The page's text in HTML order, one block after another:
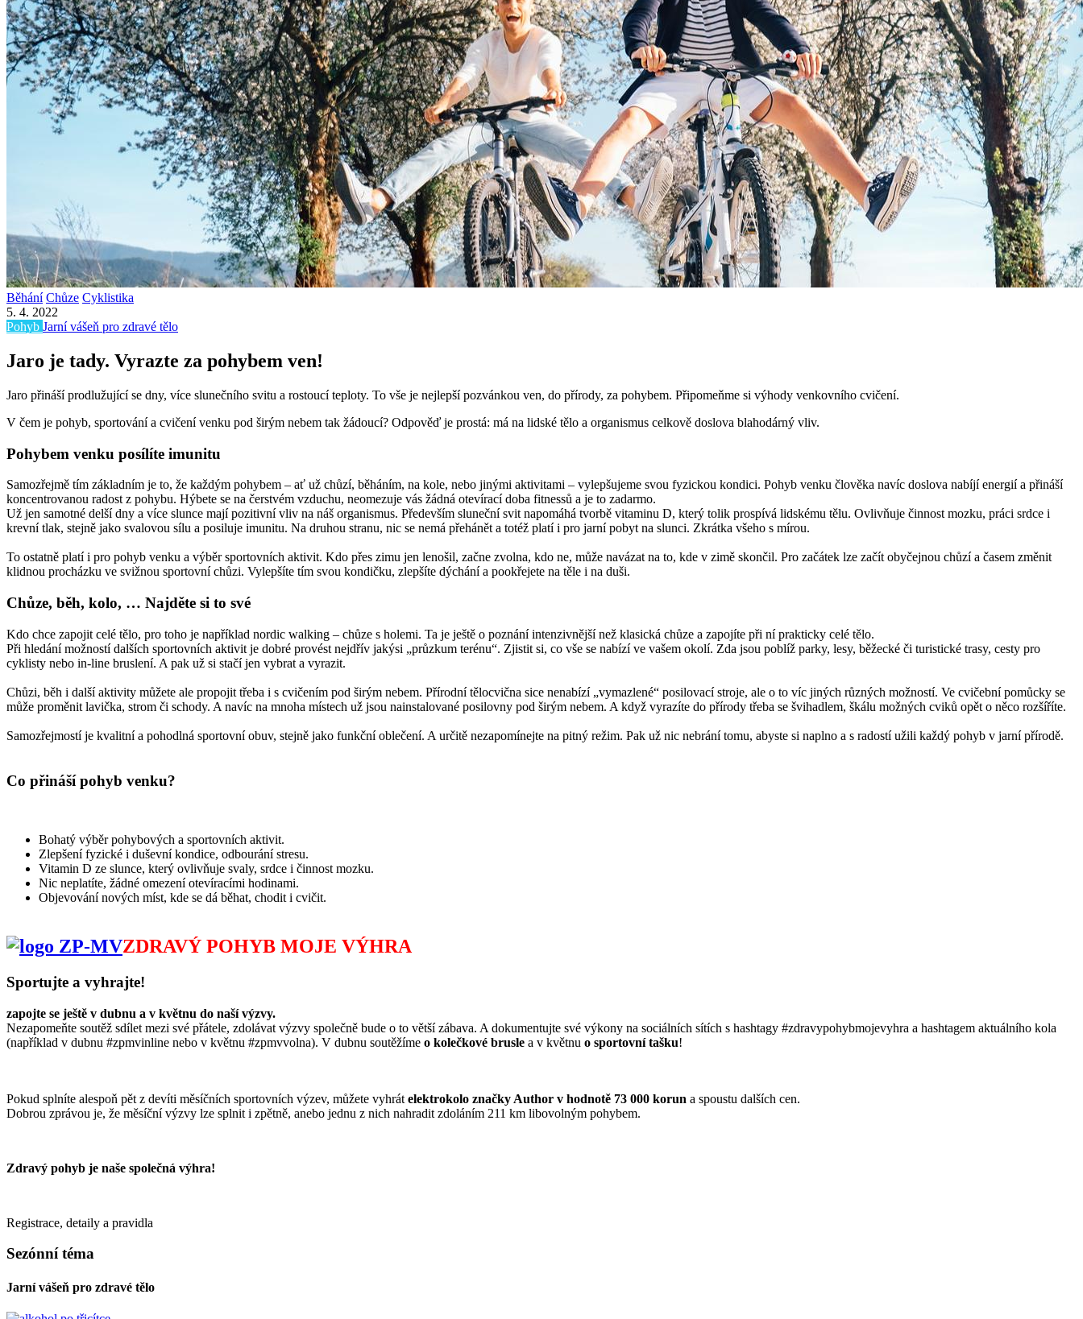
Běhání Chůze Cyklistika
5. 4. 2022
Pohyb Jarní vášeň pro zdravé tělo
Jaro je tady. Vyrazte za pohybem ven!
Jaro přináší prodlužující se dny, více slunečního svitu a rostoucí teploty. To vše je nejlepší pozvánkou ven, do přírody, za pohybem. Připomeňme si výhody venkovního cvičení.
V čem je pohyb, sportování a cvičení venku pod širým nebem tak žádoucí? Odpověď je prostá: má na lidské tělo a organismus celkově doslova blahodárný vliv.
Pohybem venku posílíte imunitu
Samozřejmě tím základním je to, že každým pohybem – ať už chůzí, běháním, na kole, nebo jinými aktivitami – vylepšujeme svou fyzickou kondici. Pohyb venku člověka navíc doslova nabíjí energií a přináší
koncentrovanou radost z pohybu. Hýbete se na čerstvém vzduchu, neomezuje vás žádná otevírací doba fitnessů a je to zadarmo.
Už jen samotné delší dny a více slunce mají pozitivní vliv na náš organismus. Především sluneční svit napomáhá tvorbě vitaminu D, který tolik prospívá lidskému tělu. Ovlivňuje činnost mozku, práci srdce i
krevní tlak, stejně jako svalovou sílu a posiluje imunitu. Na druhou stranu, nic se nemá přehánět a totéž platí i pro jarní pobyt na slunci. Zkrátka všeho s mírou.
To ostatně platí i pro pohyb venku a výběr sportovních aktivit. Kdo přes zimu jen lenošil, začne zvolna, kdo ne, může navázat na to, kde v zimě skončil. Pro začátek lze začít obyčejnou chůzí a časem změnit
klidnou procházku ve svižnou sportovní chůzi. Vylepšíte tím svou kondičku, zlepšíte dýchání a pookřejete na těle i na duši.
Chůze, běh, kolo, … Najděte si to své
Kdo chce zapojit celé tělo, pro toho je například nordic walking – chůze s holemi. Ta je ještě o poznání intenzivnější než klasická chůze a zapojíte při ní prakticky celé tělo.
Při hledání možností dalších sportovních aktivit je dobré provést nejdřív jakýsi „průzkum terénu“. Zjistit si, co vše se nabízí ve vašem okolí. Zda jsou poblíž parky, lesy, běžecké či turistické trasy, cesty pro
cyklisty nebo in-line bruslení. A pak už si stačí jen vybrat a vyrazit.
Chůzi, běh i další aktivity můžete ale propojit třeba i s cvičením pod širým nebem. Přírodní tělocvična sice nenabízí „vymazlené“ posilovací stroje, ale o to víc jiných různých možností. Ve cvičební pomůcky se
může proměnit lavička, strom či schody. A navíc na mnoha místech už jsou nainstalované posilovny pod širým nebem. A když vyrazíte do přírody třeba se švihadlem, škálu možných cviků opět o něco rozšíříte.
Samozřejmostí je kvalitní a pohodlná sportovní obuv, stejně jako funkční oblečení. A určitě nezapomínejte na pitný režim. Pak už nic nebrání tomu, abyste si naplno a s radostí užili každý pohyb v jarní přírodě.
Co přináší pohyb venku?
Bohatý výběr pohybových a sportovních aktivit.
Zlepšení fyzické i duševní kondice, odbourání stresu.
Vitamin D ze slunce, který ovlivňuje svaly, srdce i činnost mozku.
Nic neplatíte, žádné omezení otevíracími hodinami.
Objevování nových míst, kde se dá běhat, chodit i cvičit.
ZDRAVÝ POHYB MOJE VÝHRA
Sportujte a vyhrajte!
zapojte se ještě v dubnu a v květnu do naší výzvy.
Nezapomeňte soutěž sdílet mezi své přátele, zdolávat výzvy společně bude o to větší zábava. A dokumentujte své výkony na sociálních sítích s hashtagy #zdravypohybmojevyhra a hashtagem aktuálního kola
(například v dubnu #zpmvinline nebo v květnu #zpmvvolna). V dubnu soutěžíme o kolečkové brusle a v květnu o sportovní tašku!
Pokud splníte alespoň pět z devíti měsíčních sportovních výzev, můžete vyhrát elektrokolo značky Author v hodnotě 73 000 korun a spoustu dalších cen.
Dobrou zprávou je, že měsíční výzvy lze splnit i zpětně, anebo jednu z nich nahradit zdoláním 211 km libovolným pohybem.
Zdravý pohyb je naše společná výhra!
Registrace, detaily a pravidla
Sezónní téma
Jarní vášeň pro zdravé tělo